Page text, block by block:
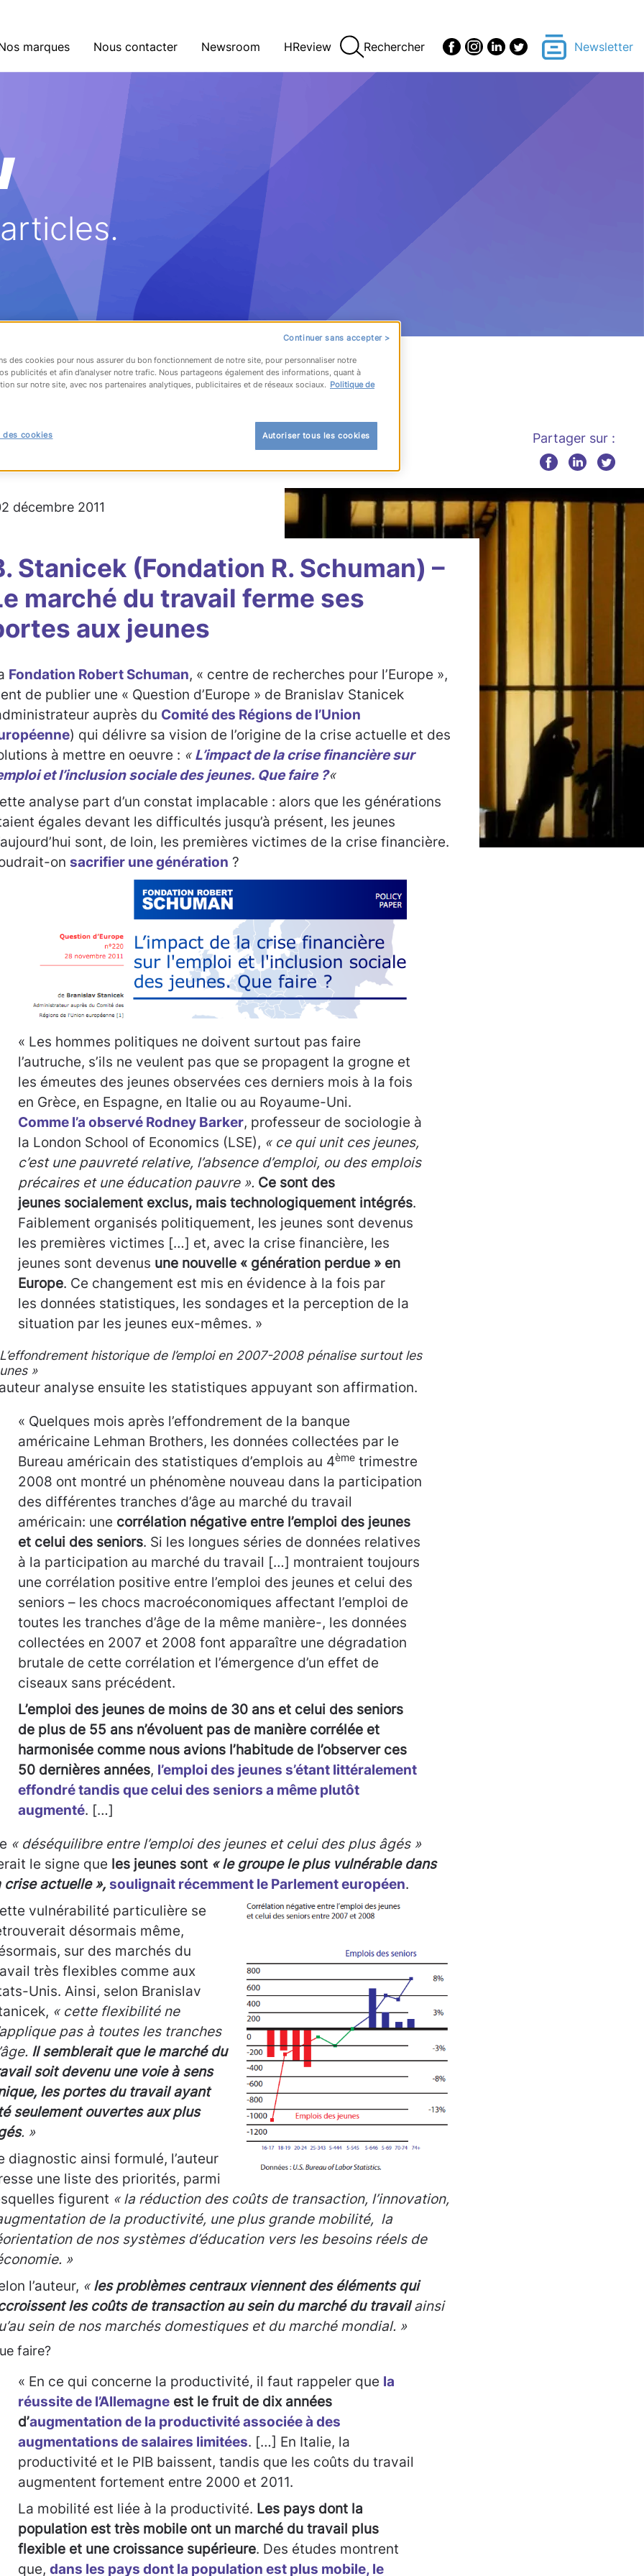
marques Nous contacter Newsroom HReview Rechercher Newsletter
À LA LISTE
Partager sur :
décembre 2011
Stanicek (Fondation R. Schuman) –
marché du travail ferme ses
aux jeunes
Fondation Robert Schuman, « centre de recherches pour l’Europe »,
de publier une « Question d’Europe » de Branislav Stanicek
auprès du Comité des Régions de l’Union
) qui délivre sa vision de l’origine de la crise actuelle et des
à mettre en oeuvre : « L’impact de la crise financière sur
et l’inclusion sociale des jeunes. Que faire ?«
analyse part d’un constat implacable : alors que les générations
égales devant les difficultés jusqu’à présent, les jeunes
sont, de loin, les premières victimes de la crise financière.
on sacrifier une génération ?
« Les hommes politiques ne doivent surtout pas faire
l’autruche, s’ils ne veulent pas que se propagent la grogne et
les émeutes des jeunes observées ces derniers mois à la fois
en Grèce, en Espagne, en Italie ou au Royaume-Uni.
Comme l’a observé Rodney Barker, professeur de sociologie à
la London School of Economics (LSE), « ce qui unit ces jeunes,
c’est une pauvreté relative, l’absence d’emploi, ou des emplois
précaires et une éducation pauvre ». Ce sont des
jeunes socialement exclus, mais technologiquement intégrés.
Faiblement organisés politiquement, les jeunes sont devenus
les premières victimes […] et, avec la crise financière, les
jeunes sont devenus une nouvelle « génération perdue » en
Europe. Ce changement est mis en évidence à la fois par
les données statistiques, les sondages et la perception de la
situation par les jeunes eux-mêmes. »
historique de l’emploi en 2007-2008 pénalise surtout les
»
analyse ensuite les statistiques appuyant son affirmation.
« Quelques mois après l’effondrement de la banque
américaine Lehman Brothers, les données collectées par le
Bureau américain des statistiques d’emplois au 4ème trimestre
2008 ont montré un phénomène nouveau dans la participation
des différentes tranches d’âge au marché du travail
américain: une corrélation négative entre l’emploi des jeunes
et celui des seniors. Si les longues séries de données relatives
à la participation au marché du travail […] montraient toujours
une corrélation positive entre l’emploi des jeunes et celui des
seniors – les chocs macroéconomiques affectant l’emploi de
toutes les tranches d’âge de la même manière-, les données
collectées en 2007 et 2008 font apparaître une dégradation
brutale de cette corrélation et l’émergence d’un effet de
ciseaux sans précédent.
L’emploi des jeunes de moins de 30 ans et celui des seniors
de plus de 55 ans n’évoluent pas de manière corrélée et
harmonisée comme nous avions l’habitude de l’observer ces
50 dernières années, l’emploi des jeunes s’étant littéralement
effondré tandis que celui des seniors a même plutôt
augmenté. […]
« déséquilibre entre l’emploi des jeunes et celui des plus âgés »
le signe que les jeunes sont « le groupe le plus vulnérable dans
crise actuelle », soulignait récemment le Parlement européen.
vulnérabilité particulière se
désormais même,
sur des marchés du
très flexibles comme aux
Unis. Ainsi, selon Branislav
« cette flexibilité ne
pas à toutes les tranches
Il semblerait que le marché du
soit devenu une voie à sens
les portes du travail ayant
seulement ouvertes aux plus
. »
diagnostic ainsi formulé, l’auteur
une liste des priorités, parmi
figurent « la réduction des coûts de transaction, l’innovation,
de la productivité, une plus grande mobilité, la
de nos systèmes d’éducation vers les besoins réels de
»
l’auteur, « les problèmes centraux viennent des éléments qui
les coûts de transaction au sein du marché du travailainsi
sein de nos marchés domestiques et du marché mondial. »
faire?
« En ce qui concerne la productivité, il faut rappeler que la
réussite de l’Allemagne est le fruit de dix années
d’augmentation de la productivitéassociée à des
augmentations de salaires limitées. […] En Italie, la
productivité et le PIB baissent, tandis que les coûts du travail
augmentent fortement entre 2000 et 2011.
La mobilité est liée à la productivité. Les pays dont la
population est très mobile ont un marché du travail plus
flexible et une croissance supérieure. Des études montrent
que, dans les pays dont la population est plus mobile, le
Continuer sans accepter >
des cookies pour nous assurer du bon fonctionnement de notre site, pour personnaliser notre
publicités et afin d’analyser notre trafic. Nous partageons également des informations, quant à
sur notre site, avec nos partenaires analytiques, publicitaires et de réseaux sociaux. Politique de
Autoriser tous les cookies
des cookies